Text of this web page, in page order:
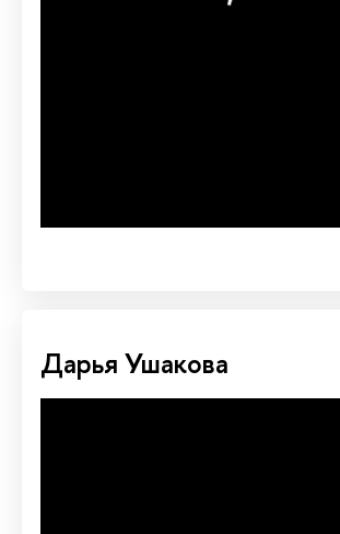
Дарья Ушакова